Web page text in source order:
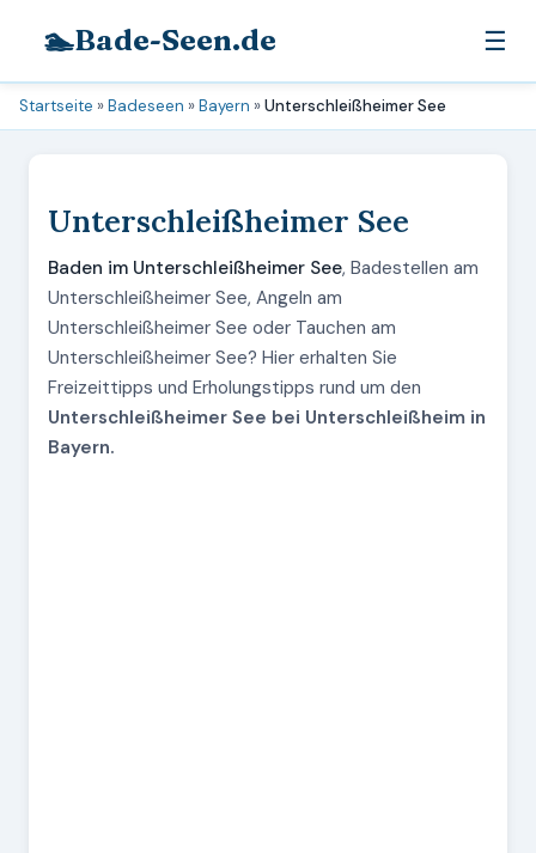
🏊Bade-Seen.de ☰
Startseite »Badeseen »Bayern »Unterschleißheimer See
Unterschleißheimer See
Baden im Unterschleißheimer See, Badestellen am
Unterschleißheimer See, Angeln am
Unterschleißheimer See oder Tauchen am
Unterschleißheimer See? Hier erhalten Sie
Freizeittipps und Erholungstipps rund um den
Unterschleißheimer See bei Unterschleißheim in
Bayern.